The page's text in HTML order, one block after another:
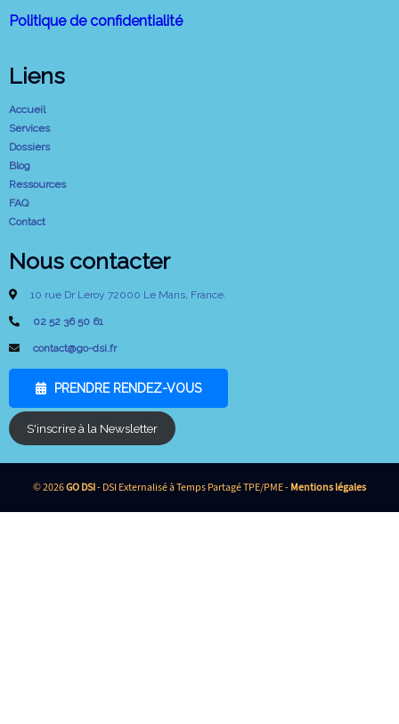
Politique de confidentialité
Liens
Accueil
Services
Dossiers
Blog
Ressources
FAQ
Contact
Nous contacter
10 rue Dr Leroy 72000 Le Mans, France.
02 52 36 50 61
contact@go-dsi.fr
PRENDRE RENDEZ-VOUS
S'inscrire à la Newsletter
© 2026GO DSI- DSI Externalisé à Temps Partagé TPE/PME -Mentions légales